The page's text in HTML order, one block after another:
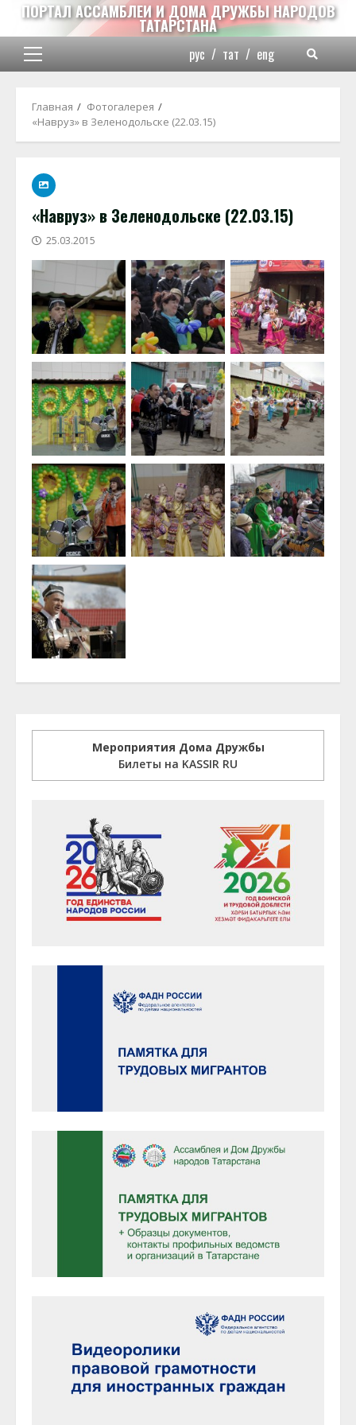
Перейти
содержимому
ПОРТАЛ АССАМБЛЕИ И ДОМА ДРУЖБЫ НАРОДОВ
ТАТАРСТАНА
Основное
рус / тат / eng
Главная
Фотогалерея
«Навруз» в Зеленодольске (22.03.15)
«Навруз» в Зеленодольске (22.03.15)
25.03.2015
Мероприятия Дома Дружбы
Билеты на KASSIR RU